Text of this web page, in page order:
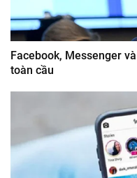
Facebook, Messenger
toàn cầu